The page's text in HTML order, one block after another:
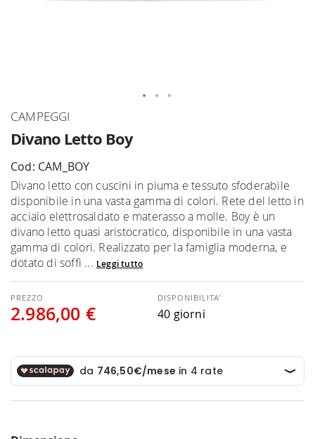
Divano Letto Boy
CAMPEGGI
Cod: CAM_BOY
Divano letto con cuscini in piuma e tessuto sfoderabile
disponibile in una vasta gamma di colori. Rete del letto in
acciaio elettrosaldato e materasso a molle. Boy è un
divano letto quasi aristocratico, disponibile in una vasta
gamma di colori. Realizzato per la famiglia moderna, e
dotato di soffi ... Leggi tutto
2.986,00 €
DISPONIBILITA'
40 giorni
Vai
della
galleria
di
immagini